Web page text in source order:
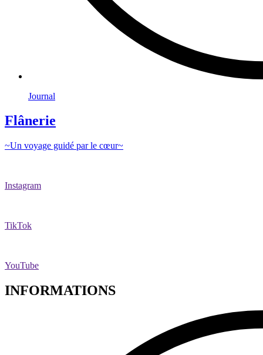
Journal
Flânerie
~Un voyage guidé par le cœur~
Instagram
TikTok
YouTube
INFORMATIONS